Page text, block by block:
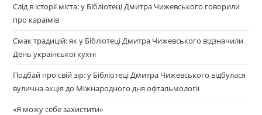
Слід в історії міста: у Бібліотеці Дмитра Чижевського говорили
про караїмів
Смак традицій: як у Бібліотеці Дмитра Чижевського відзначили
День української кухні
Подбай про свій зір: у Бібліотеці Дмитра Чижевського відбулася
вулична акція до Міжнародного дня офтальмології
«Я можу себе захистити»